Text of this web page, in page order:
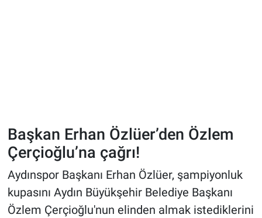
Başkan Erhan Özlüer’den Özlem
Çerçioğlu’na çağrı!
Aydınspor Başkanı Erhan Özlüer, şampiyonluk
kupasını Aydın Büyükşehir Belediye Başkanı
Özlem Çerçioğlu'nun elinden almak istediklerini